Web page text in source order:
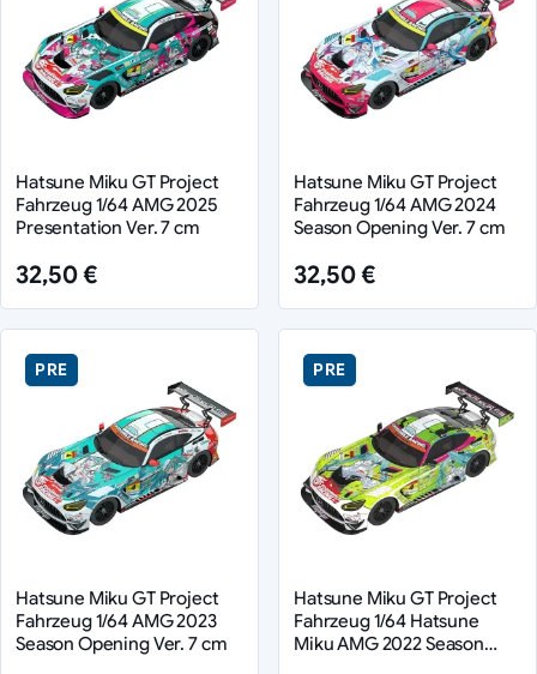
Hatsune Miku GT Project
Fahrzeug 1/64 AMG 2025
Presentation Ver. 7 cm
32,50 €
Hatsune Miku GT Project
Fahrzeug 1/64 AMG 2024
Season Opening Ver. 7 cm
32,50 €
PRE
Hatsune Miku GT Project
Fahrzeug 1/64 AMG 2023
Season Opening Ver. 7 cm
PRE
Hatsune Miku GT Project
Fahrzeug 1/64 Hatsune
Miku AMG 2022 Season